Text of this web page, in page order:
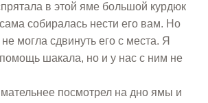
в этой яме большой курдюк
собиралась нести его вам. Но
могла сдвинуть его с места. Я
шакала, но и у нас с ним не
посмотрел на дно ямы и